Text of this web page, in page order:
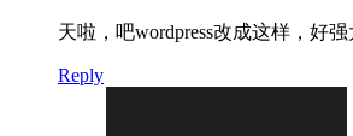
天啦，吧wordpress改成这样，好强
Reply